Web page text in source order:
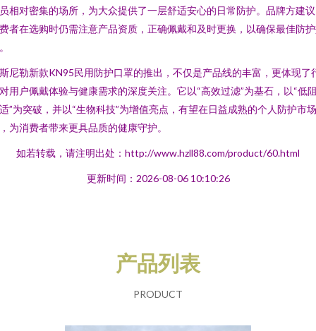
相对密集的场所，为大众提供了一层舒适安心的日常防护。品牌方建
者在选购时仍需注意产品资质，正确佩戴和及时更换，以确保最佳防
尼勒新款KN95民用防护口罩的推出，不仅是产品线的丰富，更体现了
用户佩戴体验与健康需求的深度关注。它以“高效过滤”为基石，以“低
”为突破，并以“生物科技”为增值亮点，有望在日益成熟的个人防护市场
为消费者带来更具品质的健康守护。
如若转载，请注明出处：http://www.hzll88.com/product/60.html
更新时间：2026-08-06 10:10:26
产品列表
PRODUCT